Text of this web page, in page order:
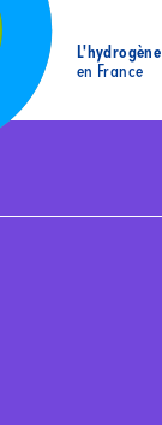
L'hydrogène
en France